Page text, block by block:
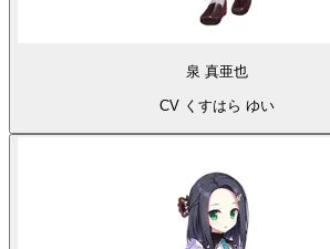
泉 真亜也
CV くすはら ゆい